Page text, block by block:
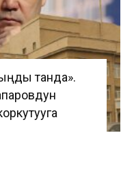
танда».